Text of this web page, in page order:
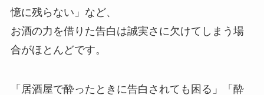
憶に残らない」など、
お酒の力を借りた告白は誠実さに欠けてしまう場
合がほとんどです。
「居酒屋で酔ったときに告白されても困る」「酔